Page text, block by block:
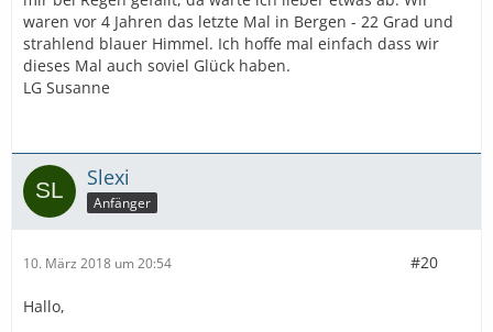
waren vor 4 Jahren das letzte Mal in Bergen - 22 Grad und
strahlend blauer Himmel. Ich hoffe mal einfach dass wir
dieses Mal auch soviel Glück haben.
LG Susanne
Slexi
Anfänger
10. März 2018 um 20:54 #20
Hallo,